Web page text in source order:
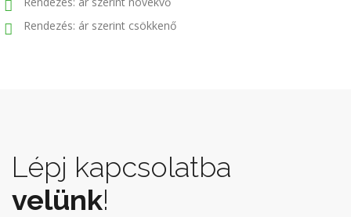
Rendezés: ár szerint csökkenő
Lépj kapcsolatba
velünk!